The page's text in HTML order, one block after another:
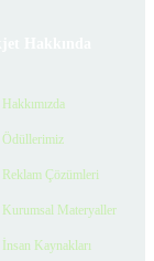
Hakkımızda
Ödüllerimiz
Reklam Çözümleri
Kurumsal Materyaller
İnsan Kaynakları